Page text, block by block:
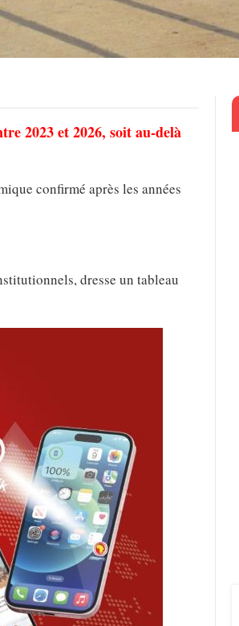
2023 et 2026, soit au-delà
confirmé après les années
dresse un tableau